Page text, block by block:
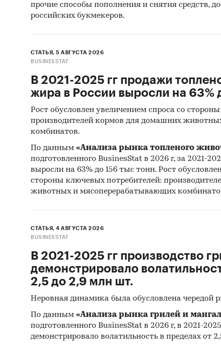
прочие способы пополнения и снятия средств,
российских букмекеров.
СТАТЬЯ, 5 АВГУСТА 2026
BUSINESSTAT
В 2021-2025 гг продажи
жира в России выросли на 63%
Рост обусловлен увеличением спроса со
производителей кормов для домашних
комбинатов.
По данным «Анализа рынка топленого
подготовленного BusinesStat в 2026 г, за 2021-
выросли на 63% до 156 тыс тонн. Рост
стороны ключевых потребителей:
животных и мясоперерабатывающих
СТАТЬЯ, 4 АВГУСТА 2026
BUSINESSTAT
В 2021-2025 гг производство
демонстрировало
2,5 до 2,9 млн шт.
Неровная динамика была обусловлена чередой
По данным «Анализа рынка грилей и
подготовленного BusinesStat в 2026 г, в 2021-
демонстрировало волатильность в пределах от